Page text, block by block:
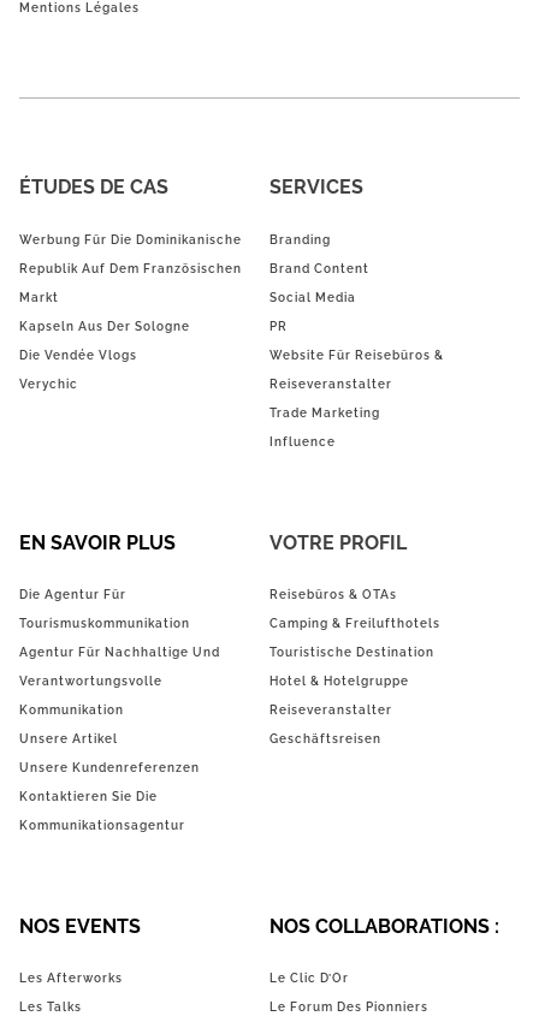
Mentions Légales
ÉTUDES DE CAS
Werbung Für Die Dominikanische
Republik Auf Dem Französischen
Markt
Kapseln Aus Der Sologne
Die Vendée Vlogs
Verychic
SERVICES
Branding
Brand Content
Social Media
PR
Website Für Reisebüros &
Reiseveranstalter
Trade Marketing
Influence
EN SAVOIR PLUS
Die Agentur Für
Tourismuskommunikation
Agentur Für Nachhaltige Und
Verantwortungsvolle
Kommunikation
Unsere Artikel
Unsere Kundenreferenzen
Kontaktieren Sie Die
Kommunikationsagentur
VOTRE PROFIL
Reisebüros & OTAs
Camping & Freilufthotels
Touristische Destination
Hotel & Hotelgruppe
Reiseveranstalter
Geschäftsreisen
NOS EVENTS
Les Afterworks
Les Talks
NOS COLLABORATIONS :
Le Clic D’Or
Le Forum Des Pionniers